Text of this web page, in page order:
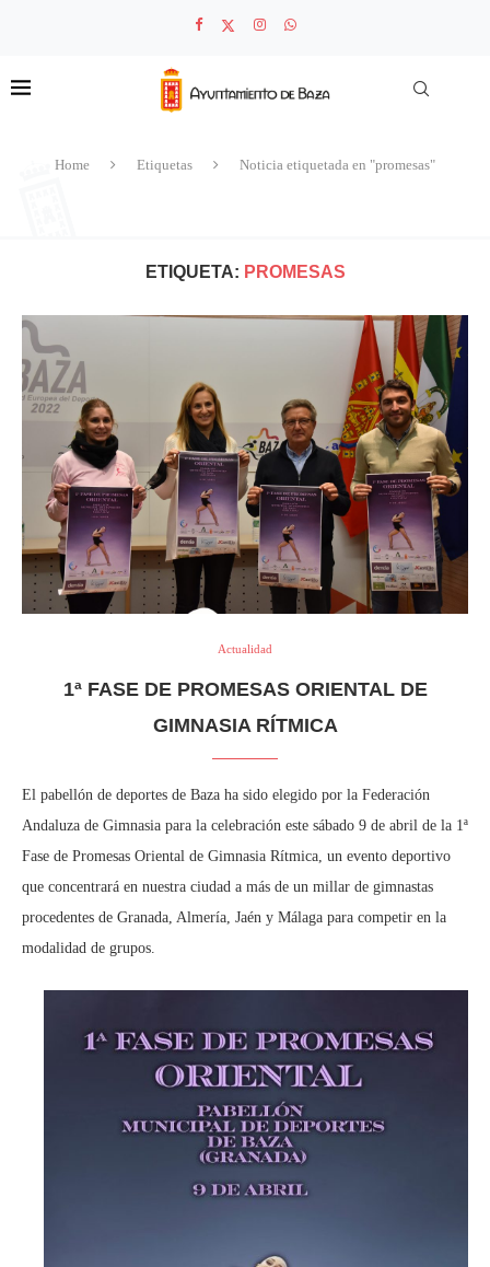
Home Etiquetas Noticia etiquetada en "promesas"
ETIQUETA: PROMESAS
Actualidad
1ª FASE DE PROMESAS ORIENTAL DE
GIMNASIA RÍTMICA
El pabellón de deportes de Baza ha sido elegido por la Federación
Andaluza de Gimnasia para la celebración este sábado 9 de abril de la 1ª
Fase de Promesas Oriental de Gimnasia Rítmica, un evento deportivo
que concentrará en nuestra ciudad a más de un millar de gimnastas
procedentes de Granada, Almería, Jaén y Málaga para competir en la
modalidad de grupos.